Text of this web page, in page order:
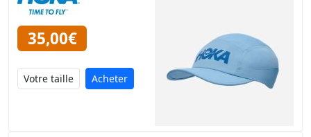
35,00€
Acheter